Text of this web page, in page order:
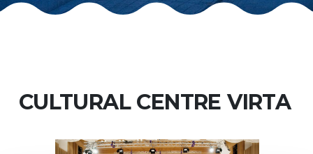
CULTURAL CENTRE VIRTA